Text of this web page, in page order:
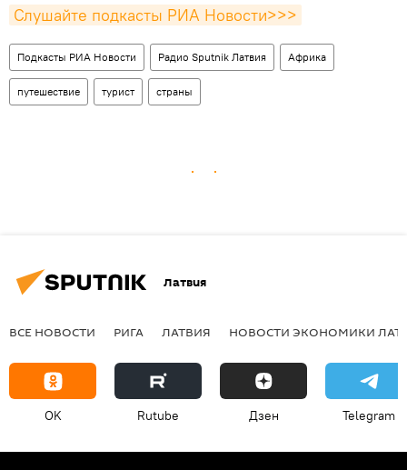
Слушайте подкасты РИА Новости>>>
Подкасты РИА Новости Радио Sputnik Латвия Африка
путешествие турист страны
Латвия
ВСЕ НОВОСТИ РИГА ЛАТВИЯ НОВОСТИ ЭКОНОМИКИ
OK Rutube Дзен Telegram